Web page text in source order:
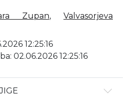
Zupan, Valvasorjeva
12:25:16
02.06.2026 12:25:16